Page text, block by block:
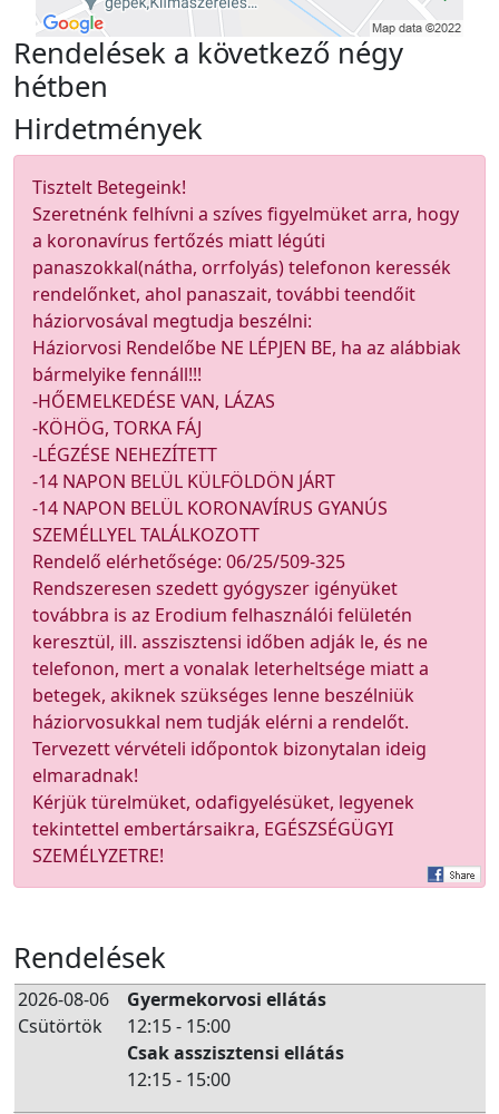
Rendelések a következő négy
hétben
Hirdetmények
Tisztelt Betegeink!
Szeretnénk felhívni a szíves figyelmüket arra, hogy
a koronavírus fertőzés miatt légúti
panaszokkal(nátha, orrfolyás) telefonon keressék
rendelőnket, ahol panaszait, további teendőit
háziorvosával megtudja beszélni:
Háziorvosi Rendelőbe NE LÉPJEN BE, ha az alábbiak
bármelyike fennáll!!!
-HŐEMELKEDÉSE VAN, LÁZAS
-KÖHÖG, TORKA FÁJ
-LÉGZÉSE NEHEZÍTETT
-14 NAPON BELÜL KÜLFÖLDÖN JÁRT
-14 NAPON BELÜL KORONAVÍRUS GYANÚS
SZEMÉLLYEL TALÁLKOZOTT
Rendelő elérhetősége: 06/25/509-325
Rendszeresen szedett gyógyszer igényüket
továbbra is az Erodium felhasználói felületén
keresztül, ill. asszisztensi időben adják le, és ne
telefonon, mert a vonalak leterheltsége miatt a
betegek, akiknek szükséges lenne beszélniük
háziorvosukkal nem tudják elérni a rendelőt.
Tervezett vérvételi időpontok bizonytalan ideig
elmaradnak!
Kérjük türelmüket, odafigyelésüket, legyenek
tekintettel embertársaikra, EGÉSZSÉGÜGYI
SZEMÉLYZETRE!
Rendelések
2026-08-06
Csütörtök
Gyermekorvosi ellátás
12:15 - 15:00
Csak asszisztensi ellátás
12:15 - 15:00